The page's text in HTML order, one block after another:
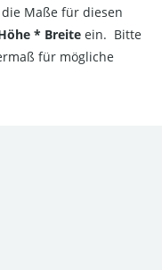
Maße für diesen
* Breite ein. Bitte
für mögliche